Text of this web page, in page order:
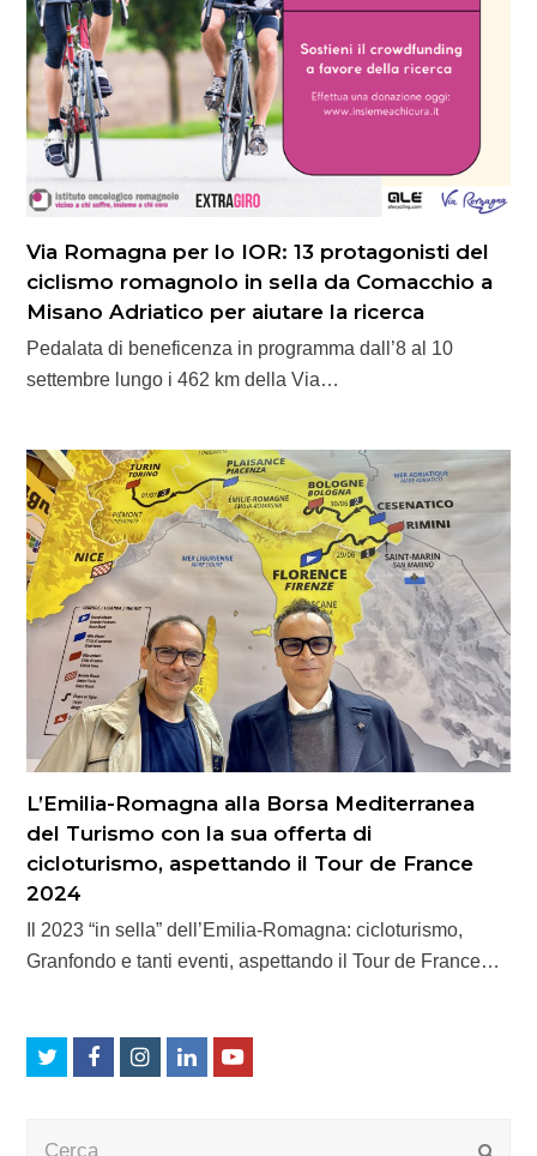
Via Romagna per lo IOR: 13 protagonisti del
ciclismo romagnolo in sella da Comacchio a
Misano Adriatico per aiutare la ricerca
Pedalata di beneficenza in programma dall’8 al 10
settembre lungo i 462 km della Via…
L’Emilia-Romagna alla Borsa Mediterranea
del Turismo con la sua offerta di
cicloturismo, aspettando il Tour de France
2024
Il 2023 “in sella” dell’Emilia-Romagna: cicloturismo,
Granfondo e tanti eventi, aspettando il Tour de France…
TwitterFacebookInstagram
LinkedInYoutube